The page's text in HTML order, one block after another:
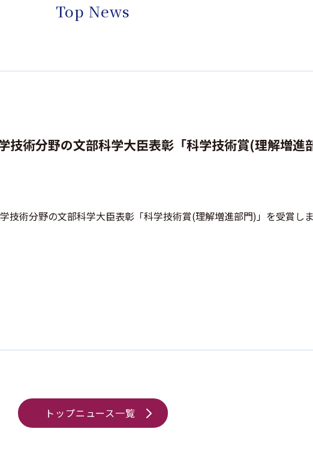
Top News
技術分野の文部科学大臣表彰「科学技術賞(理解増進
術分野の文部科学大臣表彰「科学技術賞(理解増進部門)」を受賞しま
トップニュース一覧